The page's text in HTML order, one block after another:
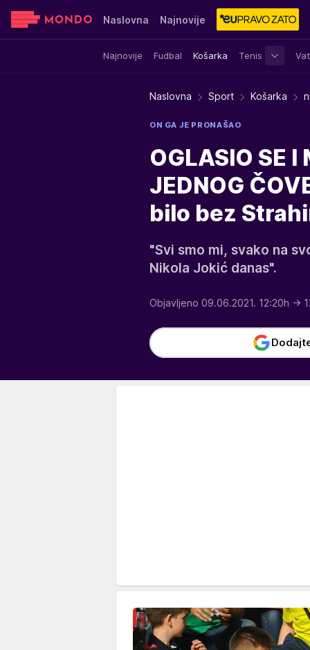
Naslovna Najnovije
Najnovije Fudbal Košarka Tenis
Sensa Stvar ukusa Yumama
Naslovna Sport Košarka
ON GA JE PRONAŠAO
OGLASIO SE I
JEDNOG
bilo bez
"Svi smo mi, svako na
Nikola Jokić danas".
Objavljeno 09.06.2021. 12:20h →